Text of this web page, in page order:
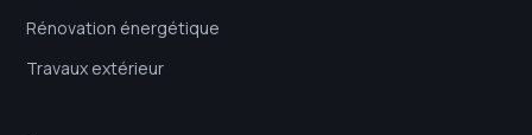
Rénovation énergétique
Travaux extérieur